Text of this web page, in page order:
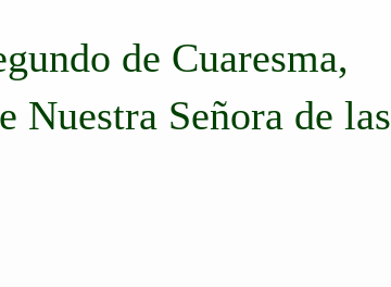
de Cuaresma,
Nuestra Señora de las